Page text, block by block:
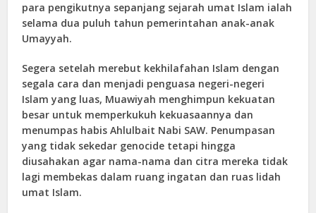
para pengikutnya sepanjang sejarah umat Islam ialah
selama dua puluh tahun pemerintahan anak-anak
Umayyah.
Segera setelah merebut kekhilafahan Islam dengan
segala cara dan menjadi penguasa negeri-negeri
Islam yang luas, Muawiyah menghimpun kekuatan
besar untuk memperkukuh kekuasaannya dan
menumpas habis Ahlulbait Nabi SAW. Penumpasan
yang tidak sekedar genocide tetapi hingga
diusahakan agar nama-nama dan citra mereka tidak
lagi membekas dalam ruang ingatan dan ruas lidah
umat Islam.